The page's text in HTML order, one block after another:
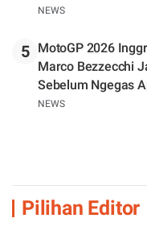
NEWS
5
MotoGP 2026
Marco Bezzecchi
Sebelum Ngegas
NEWS
Pilihan Editor